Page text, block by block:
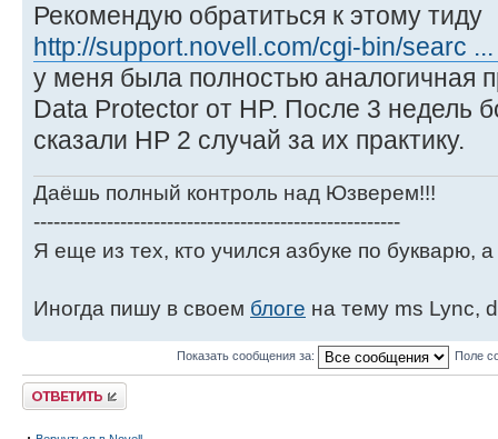
Рекомендую обратиться к этому тиду
http://support.novell.com/cgi-bin/searc
у меня была полностью аналогичная
Data Protector от HP. После 3 недель
сказали HP 2 случай за их практику.
Даёшь полный контроль над Юзверем!!!
-------------------------------------------------------
Я еще из тех, кто учился азбуке по букварю,
Иногда пишу в своем блоге на тему ms Lync,
Показать сообщения за: Поле
Ответить